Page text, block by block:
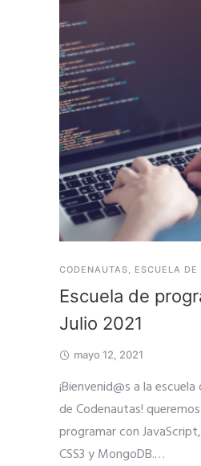
CODENAUTAS, ESCUELA DE
Escuela de
Julio 2021
mayo 12, 2021
¡Bienvenid@s a la
de Codenautas!
programar con
CSS3 y MongoDB.…